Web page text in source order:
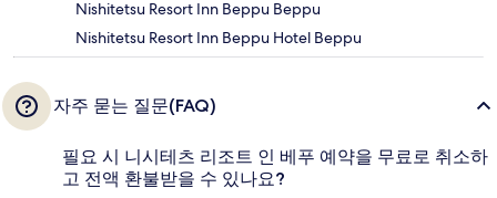
Nishitetsu Resort Inn Beppu Beppu
Nishitetsu Resort Inn Beppu Hotel Beppu
자주 묻는 질문(FAQ)
필요 시 니시테츠 리조트 인 베푸 예약을 무료로 취소하
고 전액 환불받을 수 있나요?